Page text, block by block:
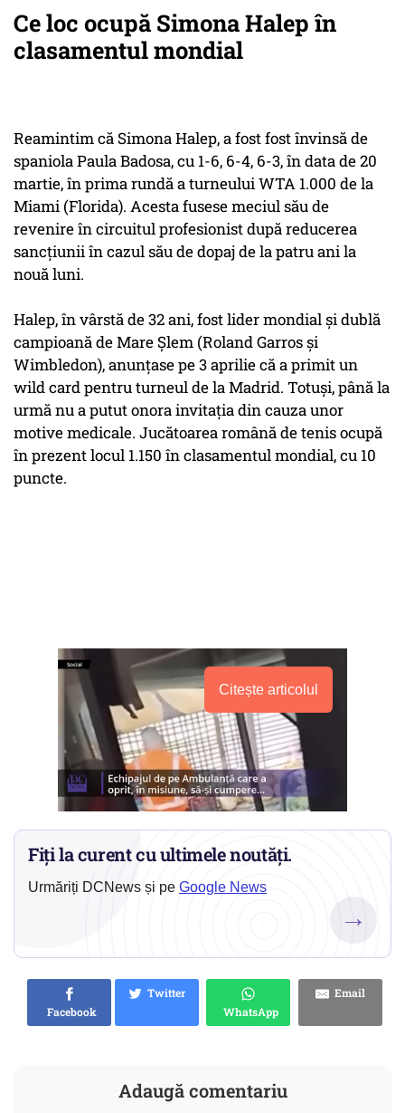
Ce loc ocupă Simona Halep în
clasamentul mondial
Reamintim că Simona Halep, a fost fost învinsă de
spaniola Paula Badosa, cu 1-6, 6-4, 6-3, în data de 20
martie, în prima rundă a turneului WTA 1.000 de la
Miami (Florida). Acesta fusese meciul său de
revenire în circuitul profesionist după reducerea
sancţiunii în cazul său de dopaj de la patru ani la
nouă luni.
Halep, în vârstă de 32 ani, fost lider mondial şi dublă
campioană de Mare Şlem (Roland Garros şi
Wimbledon), anunţase pe 3 aprilie că a primit un
wild card pentru turneul de la Madrid. Totuși, până la
urmă nu a putut onora invitaţia din cauza unor
motive medicale. Jucătoarea română de tenis ocupă
în prezent locul 1.150 în clasamentul mondial, cu 10
puncte.
Citește articolul
Fiți la curent cu ultimele noutăți.
Urmăriți DCNews și pe Google News
→
Facebook
Twitter
WhatsApp
Email
Adaugă comentariu